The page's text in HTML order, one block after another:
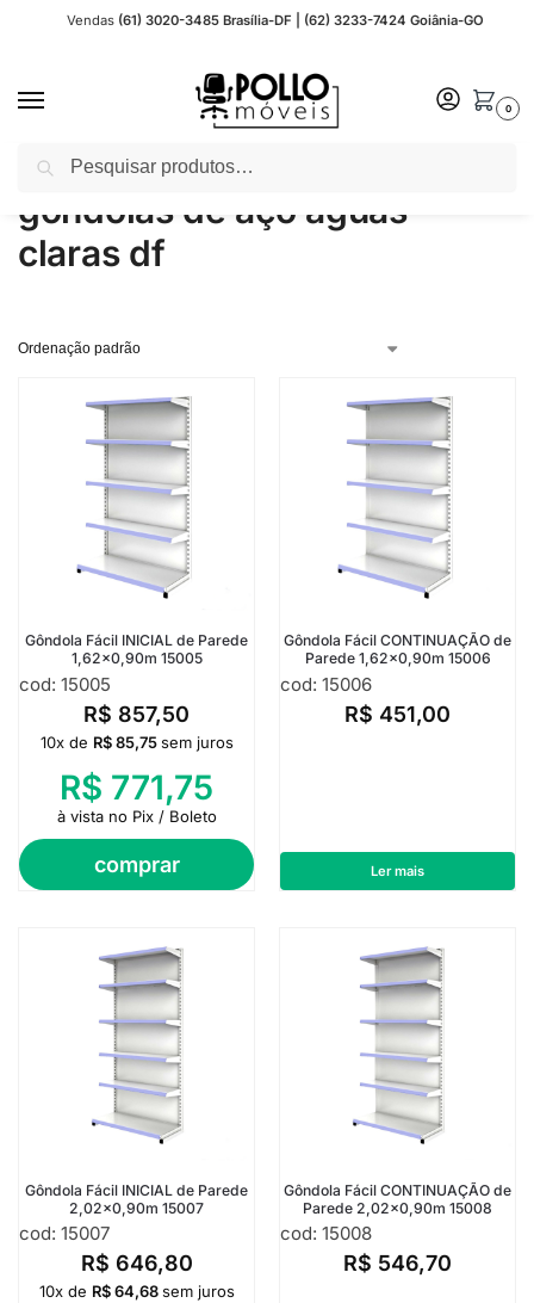
Vendas (61) 3020-3485 Brasília-DF | (62) 3233-7424 Goiânia-GO
0
Início Produtos marcados com a tag “gondolas de aço aguas claras df”
gondolas de aço aguas
claras df
Gôndola Fácil INICIAL de Parede
1,62×0,90m 15005
cod: 15005
R$ 857,50
comprar
10x de R$85,75 sem juros
R$ 771,75
à vista no Pix / Boleto
Gôndola Fácil CONTINUAÇÃO de
Parede 1,62×0,90m 15006
cod: 15006
R$ 451,00
Ler mais
Gôndola Fácil INICIAL de Parede
2,02×0,90m 15007
cod: 15007
R$ 646,80
10x de R$64,68 sem juros
Gôndola Fácil CONTINUAÇÃO de
Parede 2,02×0,90m 15008
cod: 15008
R$ 546,70